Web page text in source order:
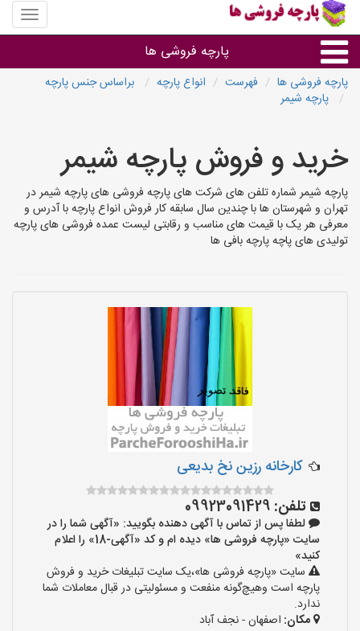
منوی
سایت
فروشی
پارچه فروشی ها
پارچه براساس رنگ طرح و کاربرد
پارچه فروشی های هر شهر
پارچه فروشی ها فهرست انواع پارچه
براساس جنس پارچه
پارچه شیمر
خرید و فروش پارچه شیمر
پارچه شیمر شماره تلفن های شرکت های پارچه فروشی های پارچه شیمر در
تهران و شهرستان ها با چندین سال سابقه کار فروش انواع پارچه با آدرس و
معرفی هر یک با قیمت های مناسب و رقابتی لیست عمده فروشی های پارچه
تولیدی های پاچه پارچه بافی ها
کارخانه رزین نخ بدیعی
تلفن: 09923091429
لطفا پس از تماس با آگهی دهنده بگویید: «آگهی شما را در
سایت «پارچه فروشی ها» دیده ام و کد «آگهی-18» را اعلام
کنید»
سایت «پارچه فروشی ها»،یک سایت تبلیغات خرید و فروش
پارچه است وهیچ‌گونه منفعت و مسئولیتی در قبال معاملات شما
ندارد.
مکان: اصفهان - نجف‌ آباد